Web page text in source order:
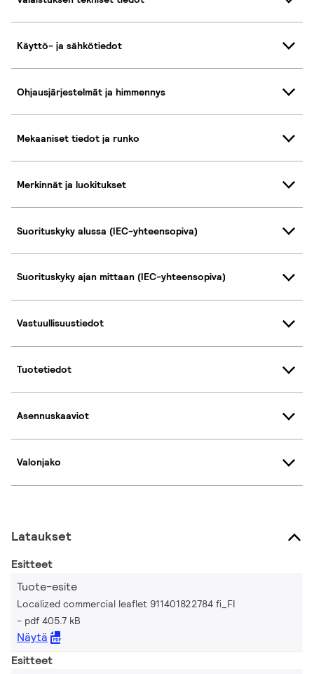
Käyttö- ja sähkötiedot
Ohjausjärjestelmät ja himmennys
Mekaaniset tiedot ja runko
Merkinnät ja luokitukset
Suorituskyky alussa (IEC-yhteensopiva)
Suorituskyky ajan mittaan (IEC-yhteensopiva)
Vastuullisuustiedot
Tuotetiedot
Asennuskaaviot
Valonjako
Lataukset
Esitteet
Tuote-esite
Localized commercial leaflet 911401822784 fi_FI
pdf 405.7 kB
Näytä
Esitteet